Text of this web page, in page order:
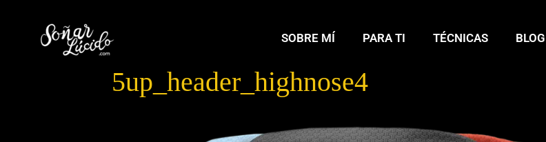
SOBRE MÍ PARA TI TÉCNICAS BLOG
5up_header_highnose4